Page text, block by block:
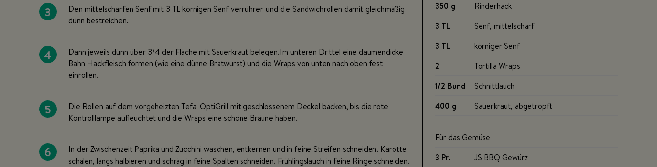
350 g
Rinderhack
3 TL
Senf, mittelscharf
3 TL
körniger Senf
2
Tortilla Wraps
1/2 Bund
Schnittlauch
400 g
Sauerkraut, abgetropft
Für das Gemüse
3 Pr.
JS BBQ Gewürz
3
Den mittelscharfen Senf mit 3 TL körnigen Senf verrühren und die Sandwichrollen damit gleichmäßig
dünn bestreichen.
4
Dann jeweils dünn über 3/4 der Fläche mit Sauerkraut belegen.Im unteren Drittel eine daumendicke
Bahn Hackfleisch formen (wie eine dünne Bratwurst) und die Wraps von unten nach oben fest
einrollen.
5
Die Rollen auf dem vorgeheizten Tefal OptiGrill mit geschlossenem Deckel backen, bis die rote
Kontrolllampe aufleuchtet und die Wraps eine schöne Bräune haben.
6
In der Zwischenzeit Paprika und Zucchini waschen, entkernen und in feine Streifen schneiden. Karotte
schälen, längs halbieren und schräg in feine Spalten schneiden. Frühlingslauch in feine Ringe schneiden.